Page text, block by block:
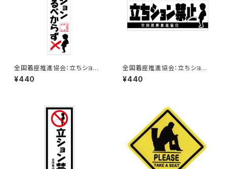
全国着座推進協会：立ちション
するべからずステッカー 7B
¥440
全国着座推進協会：立ちション
禁止ステッカー 6C
¥440